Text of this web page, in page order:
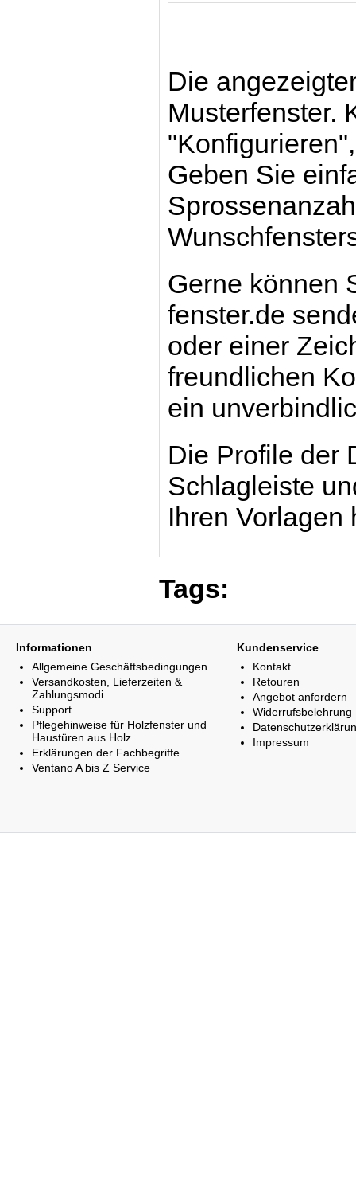
Die
Musterfenster.
Geben Sie
Gerne können
fenster.de
oder einer
freundlichen
ein
Die Profile der
Schlagleiste
Ihren Vorlagen
Tags:
Informationen
Allgemeine Geschäftsbedingungen
Versandkosten, Lieferzeiten &
Zahlungsmodi
Support
Pflegehinweise für Holzfenster und
Haustüren aus Holz
Erklärungen der Fachbegriffe
Ventano A bis Z Service
Kundenservice
Kontakt
Retouren
Angebot anfordern
Widerrufsbelehrung
Impressum